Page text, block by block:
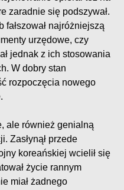
zaradnie się podszywał.
fałszował najróżniejszą
urzędowe, czy
jednak z ich stosowania
W dobry stan
rozpoczęcia nowego
ale również genialną
Zasłynął przede
koreańskiej wcielił się
życie rannym
miał żadnego